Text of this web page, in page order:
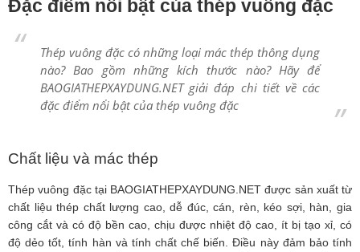
Đặc điểm nổi bật của thép vuông đặc
Thép vuông đặc có những loại mác thép thông dụng
nào? Bao gồm những kích thước nào? Hãy để
BAOGIATHEPXAYDUNG.NET giải đáp chi tiết về các
đặc điểm nổi bật của thép vuông đặc
Chất liệu và mác thép
Thép vuông đặc tại BAOGIATHEPXAYDUNG.NET được sản xuất từ
chất liệu thép chất lượng cao, dễ đúc, cán, rèn, kéo sợi, hàn, gia
công cắt và có độ bền cao, chịu được nhiệt độ cao, ít bị tạo xỉ, có
độ dẻo tốt, tính hàn và tính chất chế biến. Điều này đảm bảo tính